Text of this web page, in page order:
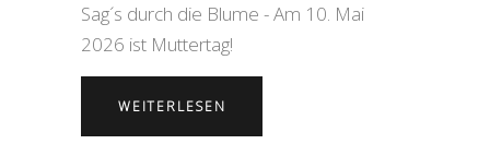
Sag´s durch die Blume - Am 10. Mai
2026 ist Muttertag!
WEITERLESEN